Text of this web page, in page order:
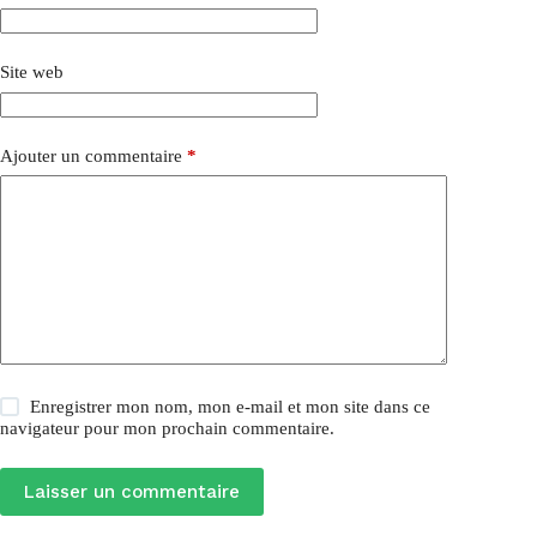
Site web
Ajouter un commentaire *
Enregistrer mon nom, mon e-mail et mon site dans ce
navigateur pour mon prochain commentaire.
Laisser un commentaire